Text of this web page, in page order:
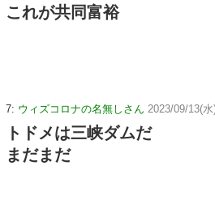
これが共同富裕
7: ウィズコロナの名無しさん 2023/09/13(
トドメは三峡ダムだ
まだまだ